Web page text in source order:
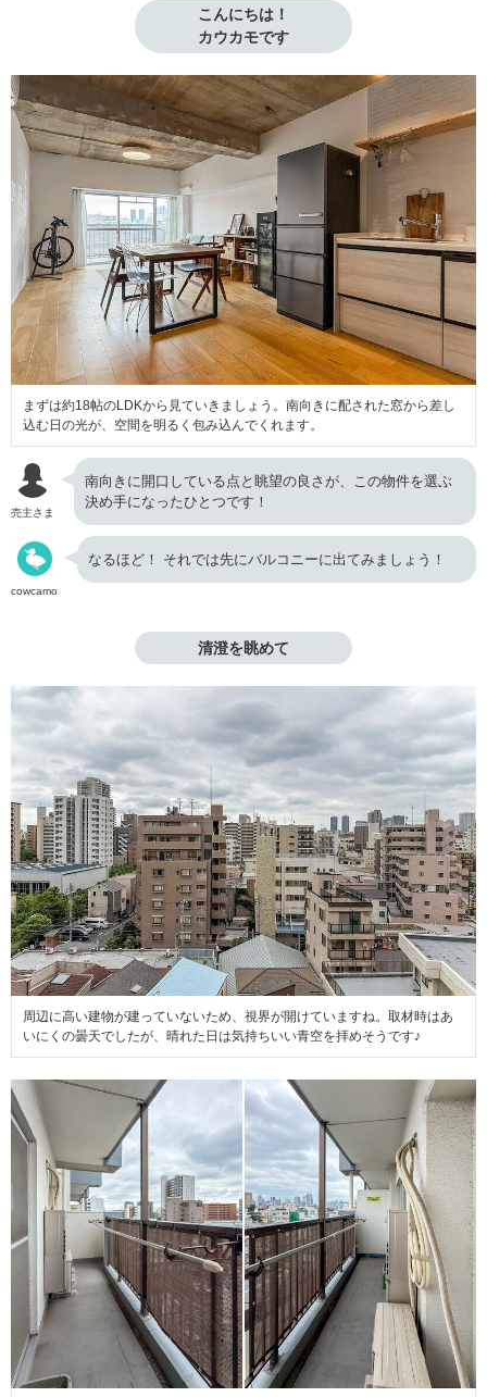
こんにちは！
カウカモです
まずは約18帖のLDKから見ていきましょう。南向きに配された窓から差し
込む日の光が、空間を明るく包み込んでくれます。
売主さま
南向きに開口している点と眺望の良さが、この物件を選ぶ
決め手になったひとつです！
cowcamo
なるほど！ それでは先にバルコニーに出てみましょう！
清澄を眺めて
周辺に高い建物が建っていないため、視界が開けていますね。取材時はあ
いにくの曇天でしたが、晴れた日は気持ちいい青空を拝めそうです♪